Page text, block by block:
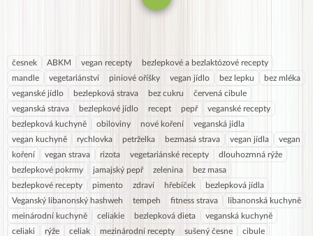
česnek ABKM vegan recepty
bezlepkové a bezlaktózové recepty
mandle
vegetariánství piniové oříšky vegan jídlo bez lepku
bez mléka
veganské jídlo
bezlepková strava bez cukru
červená cibule
veganská strava
bezlepkové jídlo recept pepř
veganské recepty
bezlepková kuchyně
obiloviny nové koření
veganská jídla
vegan kuchyně
rychlovka petrželka bezmasá strava vegan jídla
vegan
koření
vegan strava rizota vegetariánské recepty
dlouhozrnná rýže
bezlepkové pokrmy
jamajský pepř zelenina
bez masa
bezlepkové recepty
pimento zdraví hřebíček
bezlepková jídla
Veganský libanonský hashweh
tempeh fitness strava
libanonská kuchyně
meinárodní kuchyně
celiakie bezlepková dieta
veganská kuchyně
celiaki
rýže celiak mezinárodní recepty sušený česne
cibule